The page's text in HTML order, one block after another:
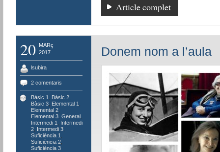
Article complet
20
MARç
2017
lsubira
2 comentaris
Bàsic 1, Bàsic 2,
Bàsic 3, Elemental 1,
Elemental 2,
Elemental 3, General ,
Intermedi 1, Intermedi
2, Intermedi 3,
Suficiència 1,
Suficiència 2,
Suficiència 3
Donem nom a l’aula